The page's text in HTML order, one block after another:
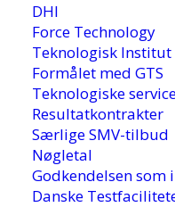
DHI
Force Technology
Teknologisk Institut
Formålet med GTS
Teknologiske
Resultatkontrakter
Særlige SMV-tilbud
Nøgletal
Godkendelsen som
Danske